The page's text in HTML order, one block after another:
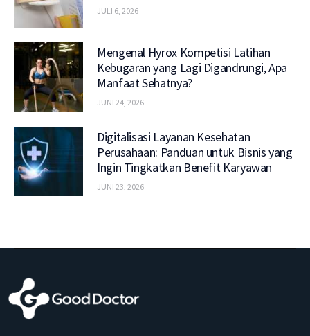
JULI 6, 2026
Mengenal Hyrox Kompetisi Latihan
Kebugaran yang Lagi Digandrungi, Apa
Manfaat Sehatnya?
JUNI 24, 2026
Digitalisasi Layanan Kesehatan
Perusahaan: Panduan untuk Bisnis yang
Ingin Tingkatkan Benefit Karyawan
JUNI 23, 2026